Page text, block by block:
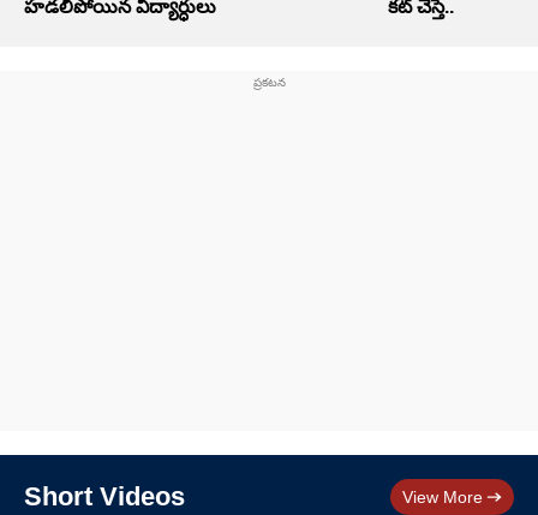
హడలిపోయిన విద్యార్ధులు కట్ చేస్తే..
Short Videos View More